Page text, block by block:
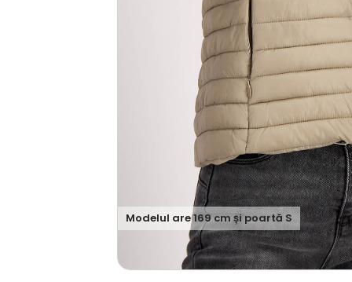
Modelul are169cm și poartă S